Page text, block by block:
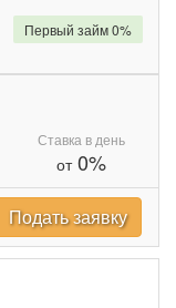
Ставка в день
от0%
Первый займ 0%
Подать заявку